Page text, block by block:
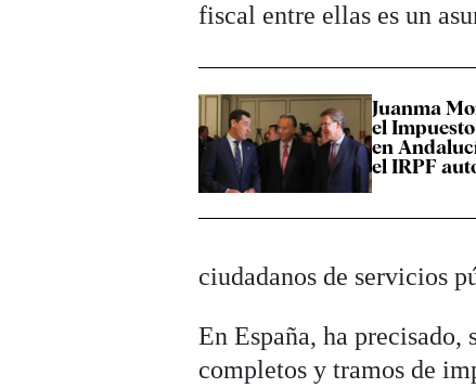
fiscal entre ellas es un
Juanma
el
en
el IRPF
ciudadanos de servicios
En España, ha precisado,
completos y tramos de